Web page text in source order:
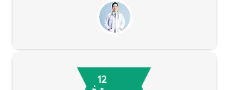
12